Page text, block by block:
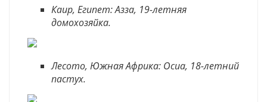
Каир, Египет: Азза, 19-летняя
домохозяйка.
Лесото, Южная Африка: Осиа, 18-летний
пастух.